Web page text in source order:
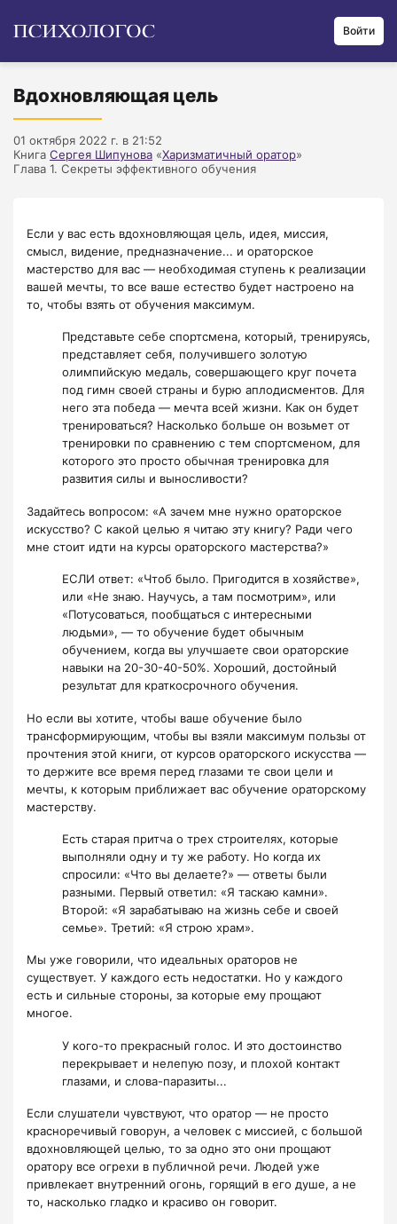
Войти
Вдохновляющая цель
01 октября 2022 г. в 21:52
Книга Сергея Шипунова «Харизматичный оратор»
Глава 1. Секреты эффективного обучения
Если у вас есть вдохновляющая цель, идея, миссия,
смысл, видение, предназначение... и ораторское
мастерство для вас — необходимая ступень к реализации
вашей мечты, то все ваше естество будет настроено на
то, чтобы взять от обучения максимум.
Представьте себе спортсмена, который, тренируясь,
представляет себя, получившего золотую
олимпийскую медаль, совершающего круг почета
под гимн своей страны и бурю аплодисментов. Для
него эта победа — мечта всей жизни. Как он будет
тренироваться? Насколько больше он возьмет от
тренировки по сравнению с тем спортсменом, для
которого это просто обычная тренировка для
развития силы и выносливости?
Задайтесь вопросом: «А зачем мне нужно ораторское
искусство? С какой целью я читаю эту книгу? Ради чего
мне стоит идти на курсы ораторского мастерства?»
ЕСЛИ ответ: «Чтоб было. Пригодится в хозяйстве»,
или «Не знаю. Научусь, а там посмотрим», или
«Потусоваться, пообщаться с интересными
людьми», — то обучение будет обычным
обучением, когда вы улучшаете свои ораторские
навыки на 20-30-40-50%. Хороший, достойный
результат для краткосрочного обучения.
Но если вы хотите, чтобы ваше обучение было
трансформирующим, чтобы вы взяли максимум пользы от
прочтения этой книги, от курсов ораторского искусства —
то держите все время перед глазами те свои цели и
мечты, к которым приближает вас обучение ораторскому
мастерству.
Есть старая притча о трех строителях, которые
выполняли одну и ту же работу. Но когда их
спросили: «Что вы делаете?» — ответы были
разными. Первый ответил: «Я таскаю камни».
Второй: «Я зарабатываю на жизнь себе и своей
семье». Третий: «Я строю храм».
Мы уже говорили, что идеальных ораторов не
существует. У каждого есть недостатки. Но у каждого
есть и сильные стороны, за которые ему прощают
многое.
У кого-то прекрасный голос. И это достоинство
перекрывает и нелепую позу, и плохой контакт
глазами, и слова-паразиты...
Если слушатели чувствуют, что оратор — не просто
красноречивый говорун, а человек с миссией, с большой
вдохновляющей целью, то за одно это они прощают
оратору все огрехи в публичной речи. Людей уже
привлекает внутренний огонь, горящий в его душе, а не
то, насколько гладко и красиво он говорит.